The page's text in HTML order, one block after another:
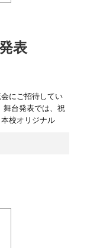
表
にご招待してい
舞台発表では、祝
校オリジナル